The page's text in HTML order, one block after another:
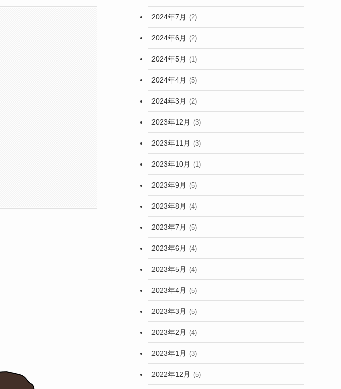
2024年7月 (2)
2024年6月 (2)
2024年5月 (1)
2024年4月 (5)
2024年3月 (2)
2023年12月 (3)
2023年11月 (3)
2023年10月 (1)
2023年9月 (5)
2023年8月 (4)
2023年7月 (5)
2023年6月 (4)
2023年5月 (4)
2023年4月 (5)
2023年3月 (5)
2023年2月 (4)
2023年1月 (3)
2022年12月 (5)